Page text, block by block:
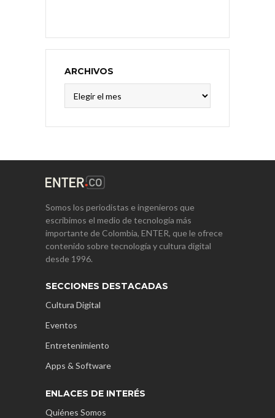
ARCHIVOS
Somos los periodistas e ingenieros que
escribimos el medio de tecnología más
importante de Colombia, ENTER, que le ofrece
contenido sobre tecnología y cultura digital
desde 1996.
SECCIONES DESTACADAS
Cultura Digital
Eventos
Entretenimiento
Apps & Software
ENLACES DE INTERÉS
Quiénes Somos